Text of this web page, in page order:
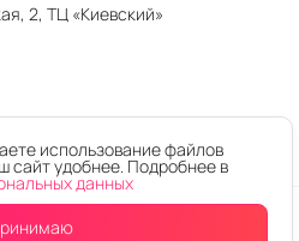
2, ТЦ «Киевский»
без письменного
использование файлов
сайт удобнее. Подробнее в
данных